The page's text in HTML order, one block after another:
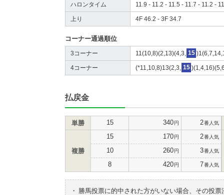
ハロンタイム 11.9 - 11.2 - 11.5 - 11.7 - 11.2 -
上り 4F 46.2 - 3F 34.7
コーナー通過順位
3コーナー 11(10,8)(2,13)(4,3, 15
4コーナー (*11,10,8)13(2,3, 15
払戻金
単勝 15 340円 2番人気
複勝
15 170円 2番人気
10 260円 3番人気
8 420円 7番人気
・
勝馬投票に的中された方がいない場合、その投